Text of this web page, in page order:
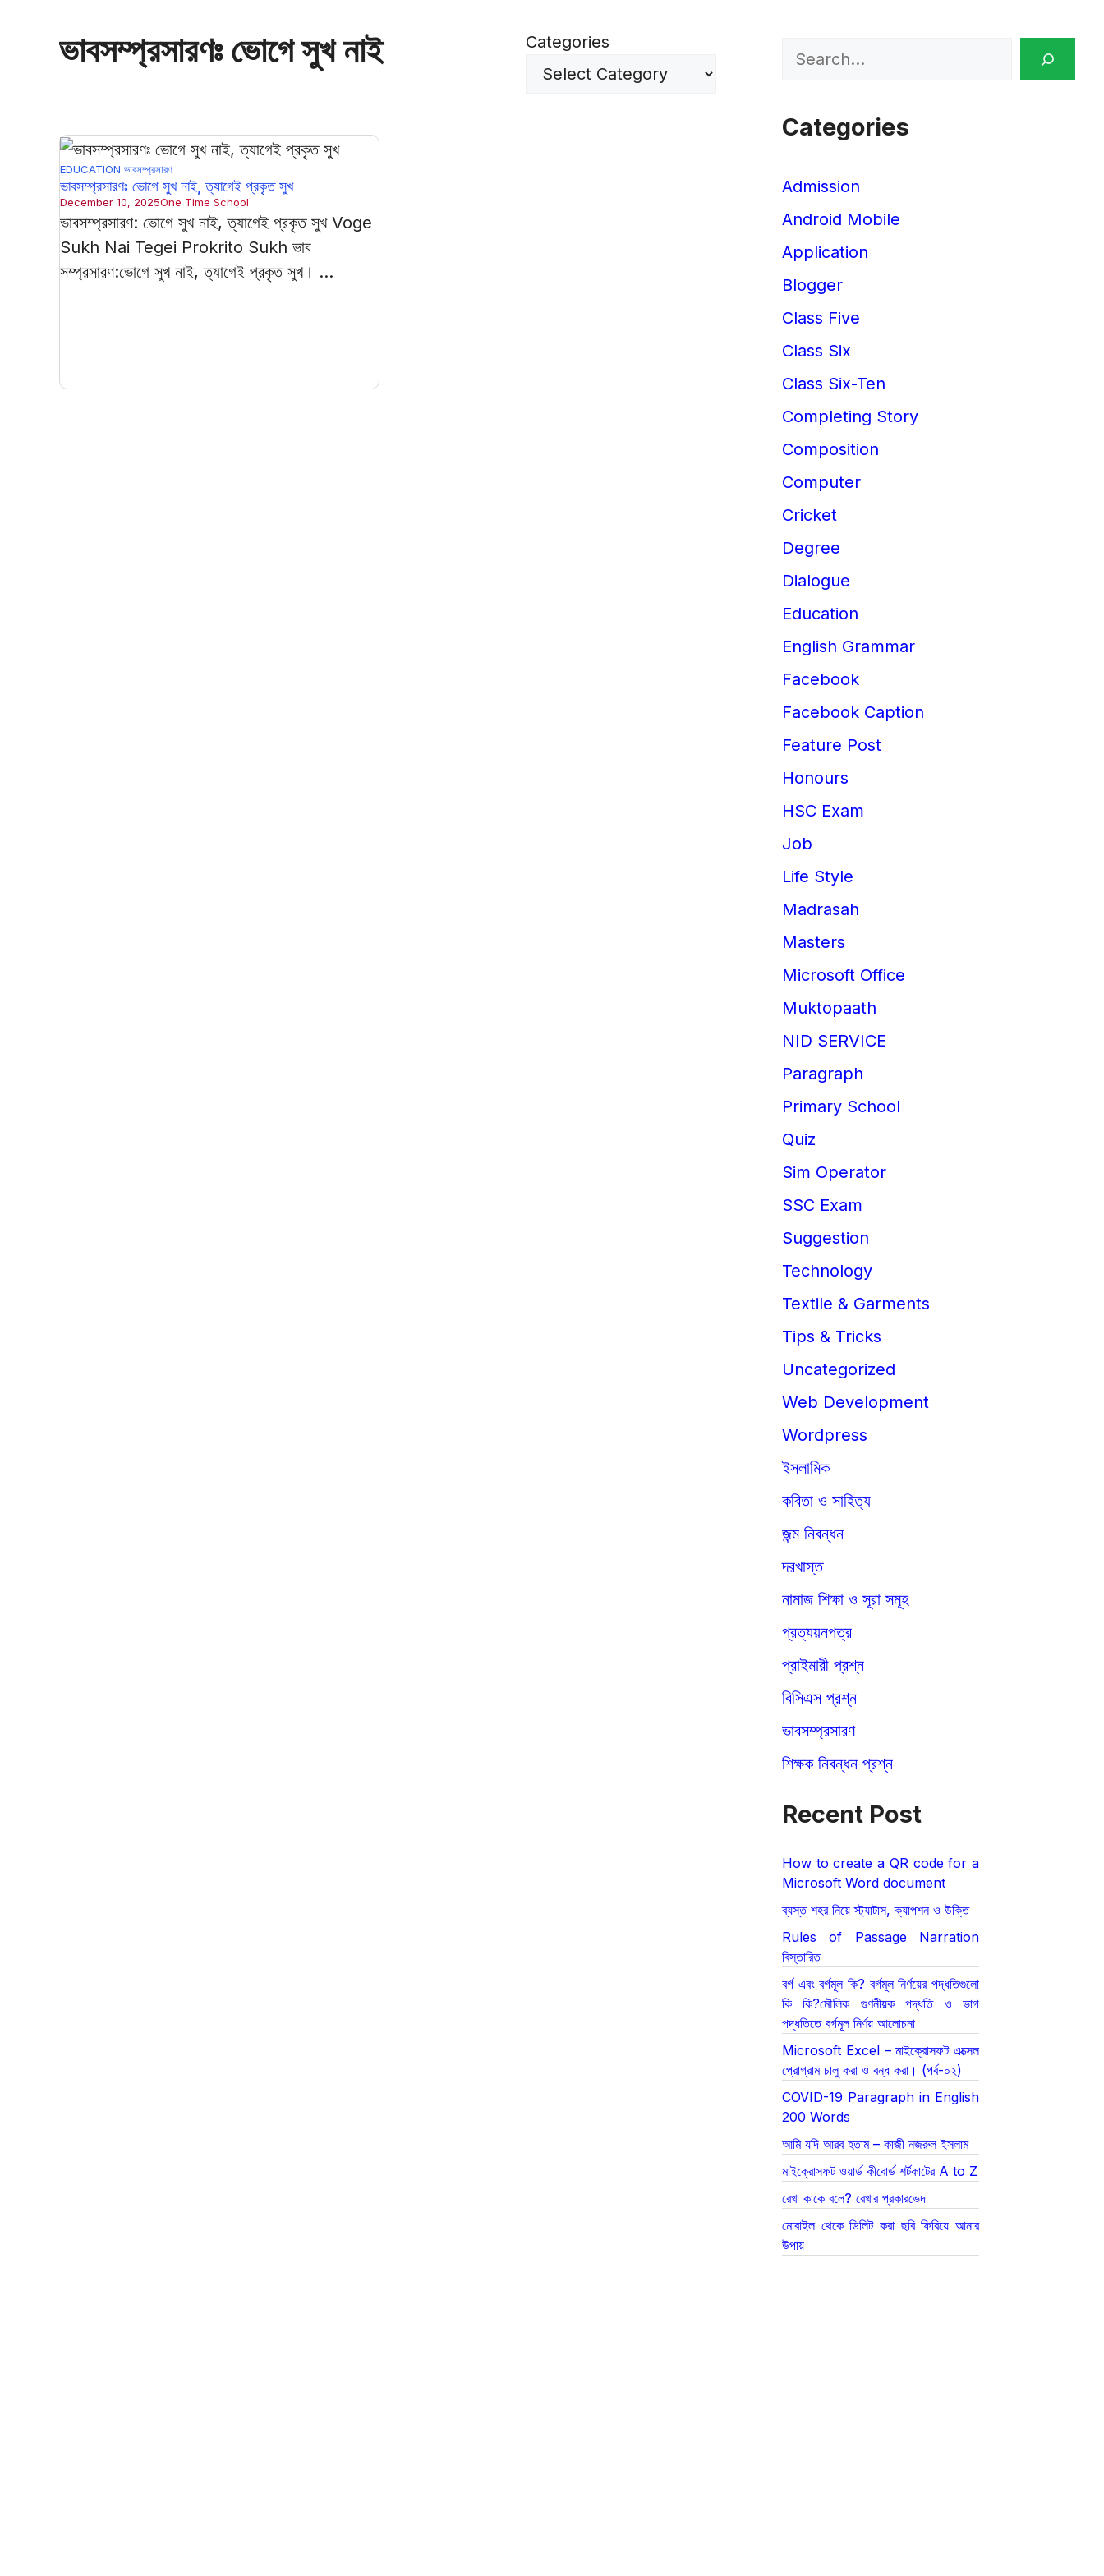
ভাবসম্প্রসারণঃ ভোগে সুখ নাই Categories
EDUCATION ভাবসম্প্রসারণ
ভাবসম্প্রসারণঃ ভোগে সুখ নাই, ত্যাগেই প্রকৃত সুখ
December 10, 2025One Time School
ভাবসম্প্রসারণ: ভোগে সুখ নাই, ত্যাগেই প্রকৃত সুখ Voge
Sukh Nai Tegei Prokrito Sukh ভাব
সম্প্রসারণ:ভোগে সুখ নাই, ত্যাগেই প্রকৃত সুখ। ...
Search
Categories
Admission
Android Mobile
Application
Blogger
Class Five
Class Six
Class Six-Ten
Completing Story
Composition
Computer
Cricket
Degree
Dialogue
Education
English Grammar
Facebook
Facebook Caption
Feature Post
Honours
HSC Exam
Job
Life Style
Madrasah
Masters
Microsoft Office
Muktopaath
NID SERVICE
Paragraph
Primary School
Quiz
Sim Operator
SSC Exam
Suggestion
Technology
Textile & Garments
Tips & Tricks
Uncategorized
Web Development
Wordpress
ইসলামিক
কবিতা ও সাহিত্য
জন্ম নিবন্ধন
দরখাস্ত
নামাজ শিক্ষা ও সূরা সমূহ
প্রত্যয়নপত্র
প্রাইমারী প্রশ্ন
বিসিএস প্রশ্ন
ভাবসম্প্রসারণ
শিক্ষক নিবন্ধন প্রশ্ন
Recent Post
How to create a QR code for a
Microsoft Word document
ব্যস্ত শহর নিয়ে স্ট্যাটাস, ক্যাপশন ও উক্তি
Rules of Passage Narration
বিস্তারিত
বর্গ এবং বর্গমূল কি? বর্গমূল নির্ণয়ের পদ্ধতিগুলো
কি কি?মৌলিক গুণনীয়ক পদ্ধতি ও ভাগ
পদ্ধতিতে বর্গমূল নির্ণয় আলোচনা
Microsoft Excel – মাইক্রোসফট এক্সেল
প্রোগ্রাম চালু করা ও বন্ধ করা। (পর্ব-০২)
COVID-19 Paragraph in English
200 Words
আমি যদি আরব হতাম – কাজী নজরুল ইসলাম
মাইক্রোসফট ওয়ার্ড কীবোর্ড শর্টকাটের A to Z
রেখা কাকে বলে? রেখার প্রকারভেদ
মোবাইল থেকে ডিলিট করা ছবি ফিরিয়ে আনার
উপায়